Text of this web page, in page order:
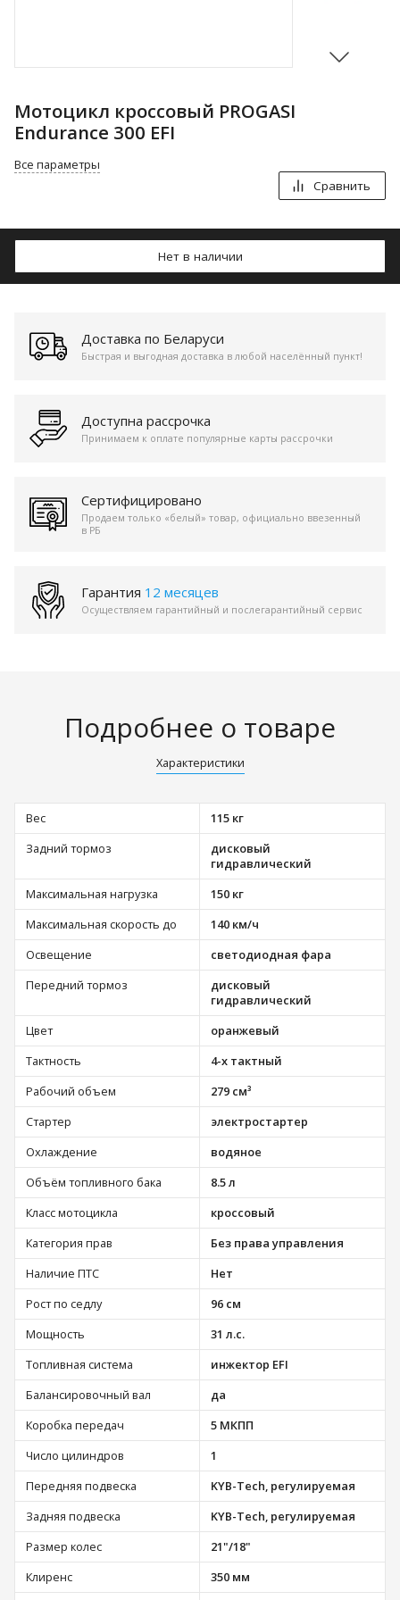
Мотоцикл кроссовый PROGASI
Endurance 300 EFI
Все параметры
Сравнить
Нет в наличии
Доставка по Беларуси
Быстрая и выгодная доставка в любой населённый пункт!
Доступна рассрочка
Принимаем к оплате популярные карты рассрочки
Сертифицировано
Продаем только «белый» товар, официально ввезенный
в РБ
Гарантия 12 месяцев
Осуществляем гарантийный и послегарантийный сервис
Подробнее о товаре
Характеристики
Вес
115 кг
Задний тормоз
дисковый
гидравлический
Максимальная нагрузка
150 кг
Максимальная скорость до
140 км/ч
Освещение
светодиодная фара
Передний тормоз
дисковый
гидравлический
Цвет
оранжевый
Тактность
4-х тактный
Рабочий объем
279 см³
Стартер
электростартер
Охлаждение
водяное
Объём топливного бака
8.5 л
Класс мотоцикла
кроссовый
Категория прав
Без права управления
Наличие ПТС
Нет
Рост по седлу
96 см
Мощность
31 л.с.
Топливная система
инжектор EFI
Балансировочный вал
да
Коробка передач
5 МКПП
Число цилиндров
1
Передняя подвеска
KYB-Tech, регулируемая
Задняя подвеска
KYB-Tech, регулируемая
Размер колес
21"/18"
Клиренс
350 мм